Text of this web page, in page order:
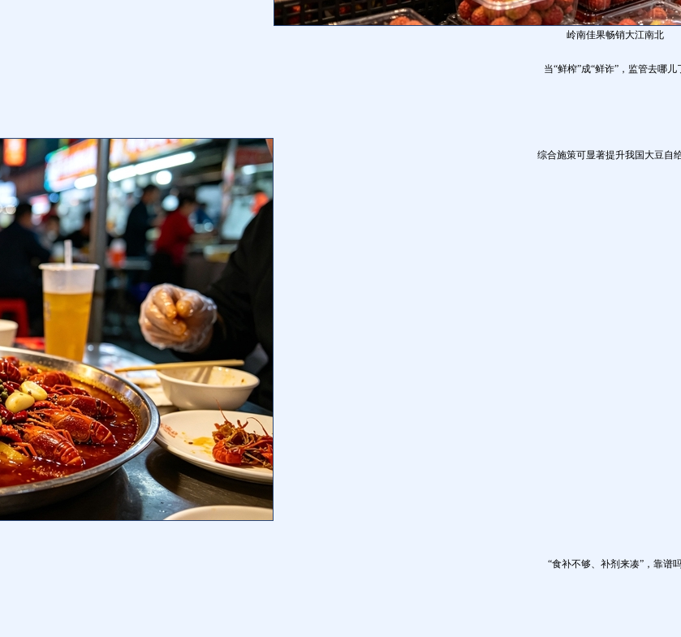
岭南佳果畅销大江南北
当“鲜榨”成“鲜诈”，监管去哪儿
综合施策可显著提升我国大豆自
“食补不够、补剂来凑”，靠谱